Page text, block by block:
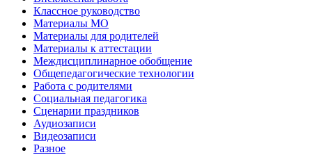
Классное руководство
Материалы МО
Материалы для родителей
Материалы к аттестации
Междисциплинарное обобщение
Общепедагогические технологии
Работа с родителями
Социальная педагогика
Сценарии праздников
Аудиозаписи
Видеозаписи
Разное